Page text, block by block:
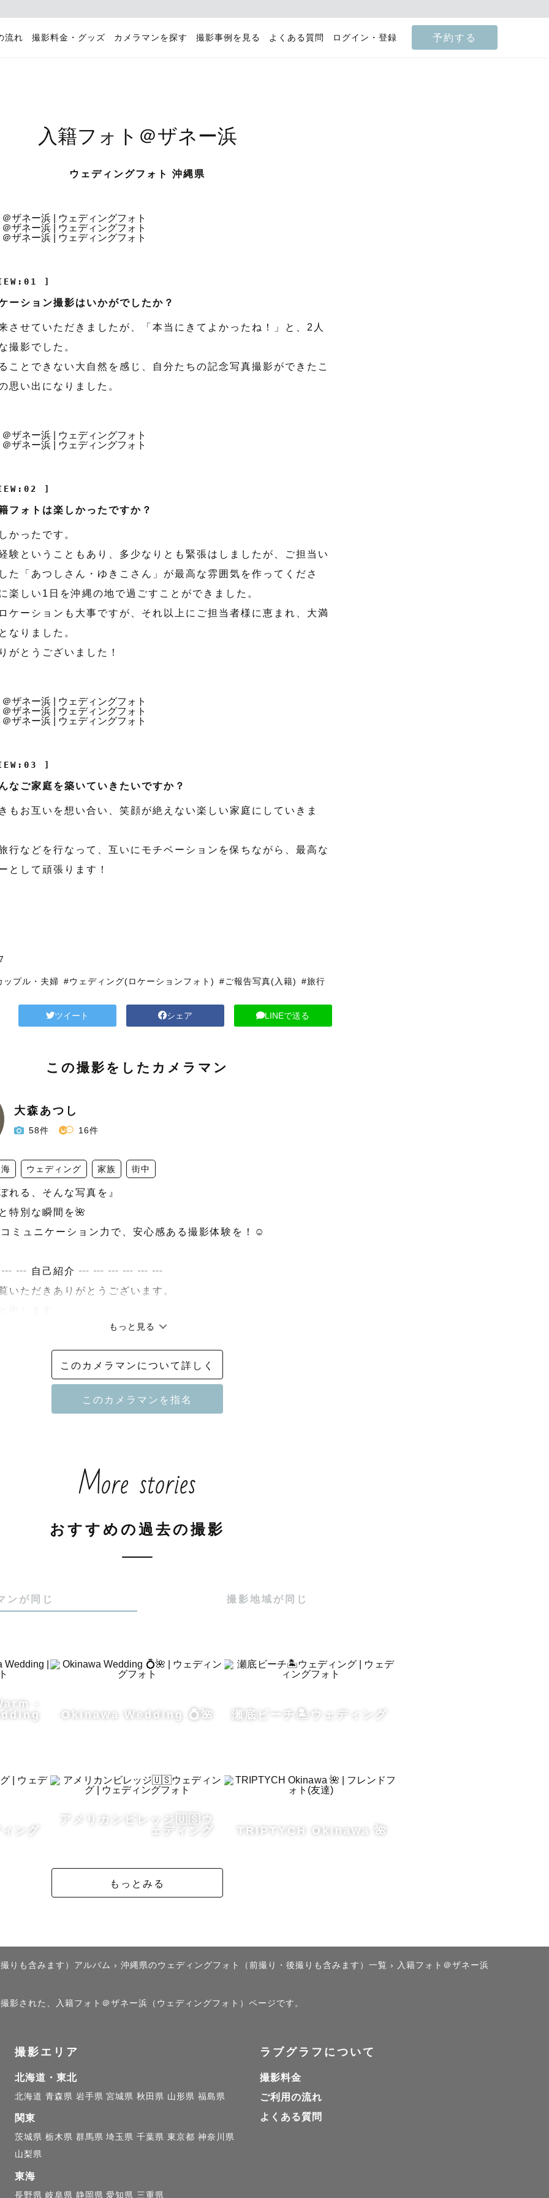
流れ 撮影料金・グッズ カメラマンを探す 撮影事例を見る よくある質問 ログイン・登録 予約する
入籍フォト＠ザネー浜
ウェディングフォト 沖縄県
]
ーション撮影はいかがでしたか？
させていただきましたが、「本当にきてよかったね！」と、2人
撮影でした。
ことできない大自然を感じ、自分たちの記念写真撮影ができたこ
思い出になりました。
]
フォトは楽しかったですか？
かったです。
験ということもあり、多少なりとも緊張はしましたが、ご担当い
た「あつしさん・ゆきこさん」が最高な雰囲気を作ってくださ
楽しい1日を沖縄の地で過ごすことができました。
ケーションも大事ですが、それ以上にご担当者様に恵まれ、大満
なりました。
がとうございました！
]
なご家庭を築いていきたいですか？
もお互いを想い合い、笑顔が絶えない楽しい家庭にしていきま
行などを行なって、互いにモチベーションを保ちながら、最高な
として頑張ります！
ップル・夫婦 #ウェディング(ロケーションフォト) #ご報告写真(入籍) #旅行
ツイート シェア LINEで送る
この撮影をしたカメラマン
大森あつし
58件 16件
海 ウェディング 家族 街中
れる、そんな写真を』
特別な瞬間を🌺
ミュニケーション力で、安心感ある撮影体験を！☺️
┄ 自己紹介 ┄ ┄ ┄ ┄ ┄ ┄
いただきありがとうございます。
22年間勤めたトヨタディーラーを退職し、愛知から沖縄県北部の
住しました🏡
婦フォトグラファーとして活動する夢を叶えております。
後もその時の思い出を鮮明に感じられる――そんな感動をお届け
動しています。
┄ 事前準備 ┄ ┄ ┄ ┄ ┄ ┄
。
交通費について ┄ ┄ ┄ ┄ ┄
どが追加されます。
にご相談いただけるとご対応しやすくなります。
みいただきありがとうございます。
もっと見る
このカメラマンについて詳しく
More stories
おすすめの過去の撮影
ンが同じ 撮影地域が同じ
-
Okinawa Wedding 💍🌺 瀬底ビーチ🏝️ウェディング
ング
アメリカンビレッジ🇺🇸ウ
ェディング
TRIPTYCH Okinawa 🌺
もっとみる
りも含みます）アルバム › 沖縄県のウェディングフォト（前撮り・後撮りも含みます）一覧 › 入籍フォト＠ザネー浜
された、入籍フォト＠ザネー浜（ウェディングフォト）ページです。
撮影エリア
北海道・東北
北海道 青森県 岩手県 宮城県 秋田県 山形県 福島県
関東
茨城県 栃木県 群馬県 埼玉県 千葉県 東京都 神奈川県
山梨県
東海
長野県 岐阜県 静岡県 愛知県 三重県
ラブグラフについて
撮影料金
ご利用の流れ
よくある質問